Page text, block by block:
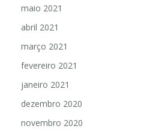
maio 2021
abril 2021
março 2021
fevereiro 2021
janeiro 2021
dezembro 2020
novembro 2020